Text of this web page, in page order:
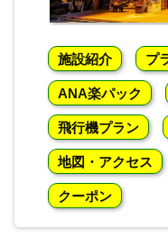
施設紹介 プ
ANA楽パック
飛行機プラン
地図・アクセス
クーポン